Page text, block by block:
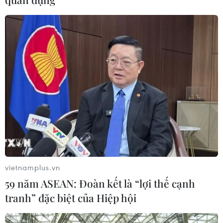
trọng trước tình hình Trung Đông
06/08/2026 09:03
Xem thêm
CƠ QUAN CHỦ QUẢN: THÔNG TẤN XÃ VIỆT NAM
Phó Tổng Biên tập: NGUYỄN THỊ TÁM, KHÚC THANH
THỦY
Sở hữu trí tuệ
Quy định sử dụng
vietnamplus.vn
59 năm ASEAN: Đoàn kết là “lợi thế cạnh
tranh” đặc biệt của Hiệp hội